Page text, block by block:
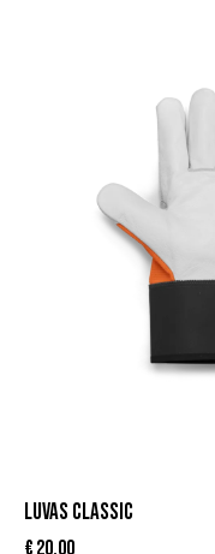
LUVAS CLASSIC
€20.00